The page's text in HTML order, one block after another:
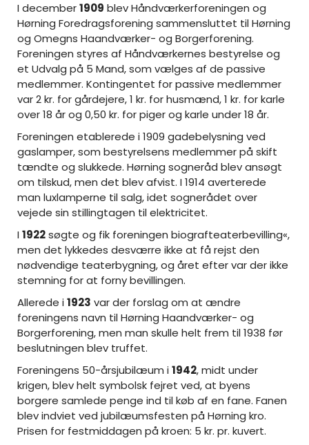
I december1909 blev Håndværkerforeningen og
Hørning Foredragsforening sammensluttet til Hørning
og Omegns Haandværker- og Borgerforening.
Foreningen styres af Håndværkernes bestyrelse og
et Udvalg på 5 Mand, som vælges af de passive
medlemmer. Kontingentet for passive medlemmer
var 2 kr. for gårdejere, 1 kr. for husmænd, 1 kr. for karle
over 18 år og 0,50 kr. for piger og karle under 18 år.
Foreningen etablerede i 1909 gadebelysning ved
gaslamper, som bestyrelsens medlemmer på skift
tændte og slukkede. Hørning sogneråd blev ansøgt
om tilskud, men det blev afvist. I 1914 averterede
man luxlamperne til salg, idet sognerådet over
vejede sin stillingtagen til elektricitet.
I1922søgte og fik foreningen biografteaterbevilling«,
men det lykkedes desværre ikke at få rejst den
nødvendige teaterbygning, og året efter var der ikke
stemning for at forny bevillingen.
Allerede i1923 var der forslag om at ændre
foreningens navn til Hørning Haandværker- og
Borgerforening, men man skulle helt frem til 1938 før
beslutningen blev truffet.
Foreningens 50-årsjubilæum i1942, midt under
krigen, blev helt symbolsk fejret ved, at byens
borgere samlede penge ind til køb af en fane. Fanen
blev indviet ved jubilæumsfesten på Hørning kro.
Prisen for festmiddagen på kroen: 5 kr. pr. kuvert.